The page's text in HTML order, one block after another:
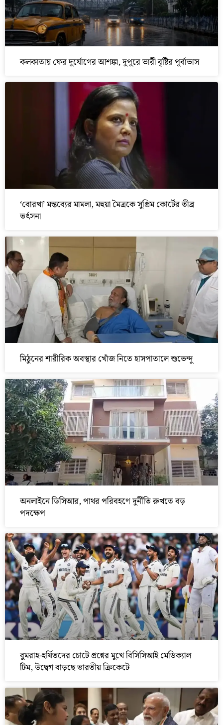
কলকাতায় ফের দুর্যোগের আশঙ্কা, দুপুরে ভারী বৃষ্টির পূর্বাভাস
‘বোরখা’ মন্তব্যের মামলা, মহুয়া মৈত্রকে সুপ্রিম কোর্টের তীব্র
ভর্ৎসনা
মিঠুনের শারীরিক অবস্থার খোঁজ নিতে হাসপাতালে শুভেন্দু
অনলাইনে ডিসিআর, পাথর পরিবহণে দুর্নীতি রুখতে বড়
পদক্ষেপ
বুমরাহ-হর্ষিতদের চোটে প্রশ্নের মুখে বিসিসিআই মেডিক্যাল
টিম, উদ্বেগ বাড়ছে ভারতীয় ক্রিকেটে